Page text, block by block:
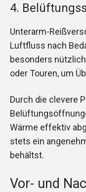
4.
Unterarm-
Luftfluss nach
besonders
oder Touren, um
Durch die clevere
Wärme effektiv
stets ein
behältst.
Vor- und